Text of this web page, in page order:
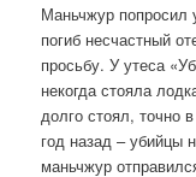
Маньчжур попросил
погиб несчастный
просьбу. У утеса
некогда стояла
долго стоял, точно
год назад – убийцы
маньчжур